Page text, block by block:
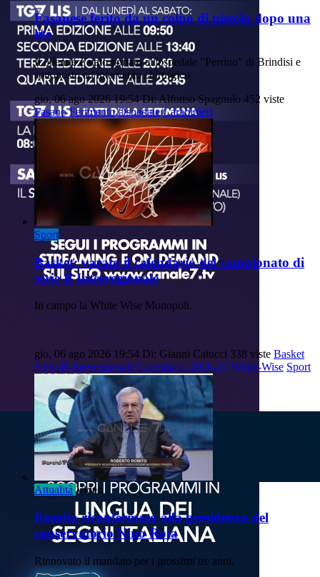
Fasanese ferito da un colpo di pistola dopo una
lite
Il 30enne è stato portato all'ospedale "Perrino" di Brindisi e
sottoposto ad intervento chirurgico
gio, 06 ago 2026 19:54 Di: Alfonso Spagnulo 452 viste
Fasano Ferimento Ospedale Carabinieri
Sport
Basket: varato il calendario del campionato di
serie B Interregionale
In campo la White Wise Monopoli.
gio, 06 ago 2026 19:54 Di: Gianni Catucci 338 viste Basket
Serie-B-Interregionale Calendario-2026-27 White-Wise Sport
Attualità Video
Romito riconfermato alla presidenza del
conservatorio Nino Rota
Rinnovato il mandato per i prossimi tre anni.